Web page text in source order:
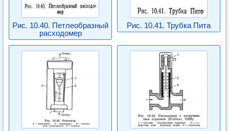
Рис. 10.40. Петлеобразный
расходомер
Рис. 10.41. Трубка Пита